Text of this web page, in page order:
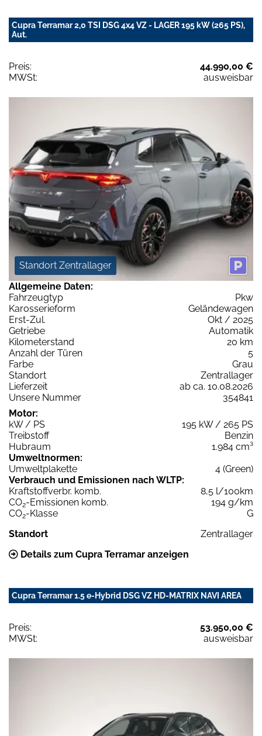
Cupra Terramar 2,0 TSI DSG 4x4 VZ - LAGER 195 kW (265 PS),
Aut.
Preis:
44.990,00 €
MWSt:
ausweisbar
Standort Zentrallager
Allgemeine Daten:
Fahrzeugtyp
Pkw
Karosserieform
Geländewagen
Erst-Zul.
Okt / 2025
Getriebe
Automatik
Kilometerstand
20 km
Anzahl der Türen
5
Farbe
Grau
Standort
Zentrallager
Lieferzeit
ab ca. 10.08.2026
Unsere Nummer
354841
Motor:
kW / PS
195 kW / 265 PS
Treibstoff
Benzin
Hubraum
1.984 cm³
Umweltnormen:
Umweltplakette
4 (Green)
Verbrauch und Emissionen nach WLTP:
Kraftstoffverbr. komb.
8,5 l/100km
CO2-Emissionen komb.
194 g/km
CO2-Klasse
G
Standort
Zentrallager
Details zum Cupra Terramar anzeigen
Cupra Terramar 1.5 e-Hybrid DSG VZ HD-MATRIX NAVI AREA
Preis:
53.950,00 €
MWSt:
ausweisbar